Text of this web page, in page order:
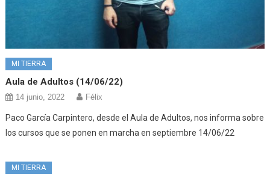
MI TIERRA
Aula de Adultos (14/06/22)
14 junio, 2022 Félix
Paco García Carpintero, desde el Aula de Adultos, nos informa sobre
los cursos que se ponen en marcha en septiembre 14/06/22
MI TIERRA